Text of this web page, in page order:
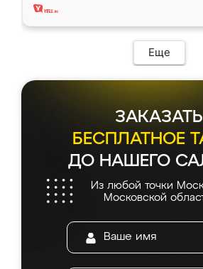
Еще
ЗАКАЗАТЬ
БЕСПЛАТНОЕ
ДО НАШЕГО
Из любой точки
Московской